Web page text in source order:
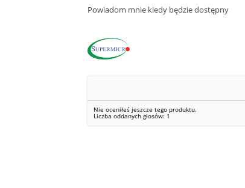
Powiadom mnie kiedy będzie dostępny
Nie oceniłeś jeszcze tego produktu.
Liczba oddanych głosów: 1